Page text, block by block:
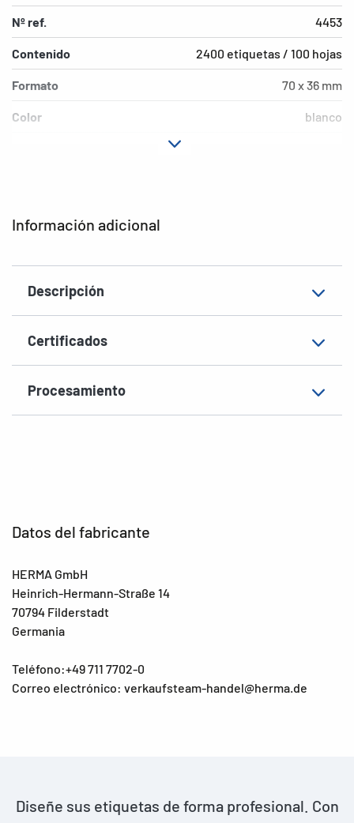
Información adicional
Descripción
Certificados
Procesamiento
Nº ref. 4453
Contenido 2400 etiquetas / 100 hojas
Formato 70 x 36 mm
Color blanco
Forma de las esquinas
Material Papel, mate
EAN 4008705044530
Datos del fabricante
HERMA GmbH
Heinrich-Hermann-Straße 14
70794 Filderstadt
Germania
Teléfono:+49 711 7702-0
Correo electrónico: verkaufsteam-handel@herma.de
Diseñe sus etiquetas de forma profesional. Con